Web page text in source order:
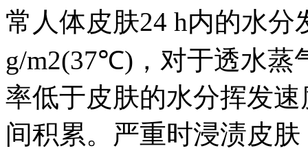
常人体皮肤24 h内的水分
g/m2(37℃)，对于透水蒸
率低于皮肤的水分挥发
间积累。严重时浸渍皮